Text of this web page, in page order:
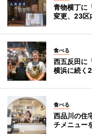
青物横丁に
変更、23区
食べる
西五反田に
横浜に続く
食べる
西品川の住
チメニュー